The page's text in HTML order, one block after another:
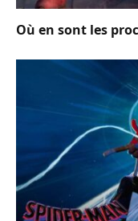
Où en sont les